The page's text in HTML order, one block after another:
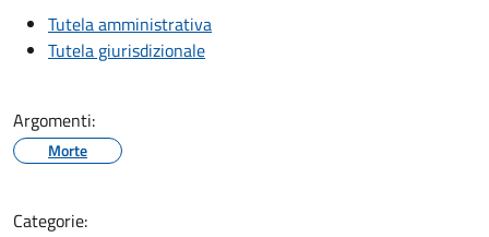
Tutela amministrativa
Tutela giurisdizionale
Argomenti:
Morte
Categorie: